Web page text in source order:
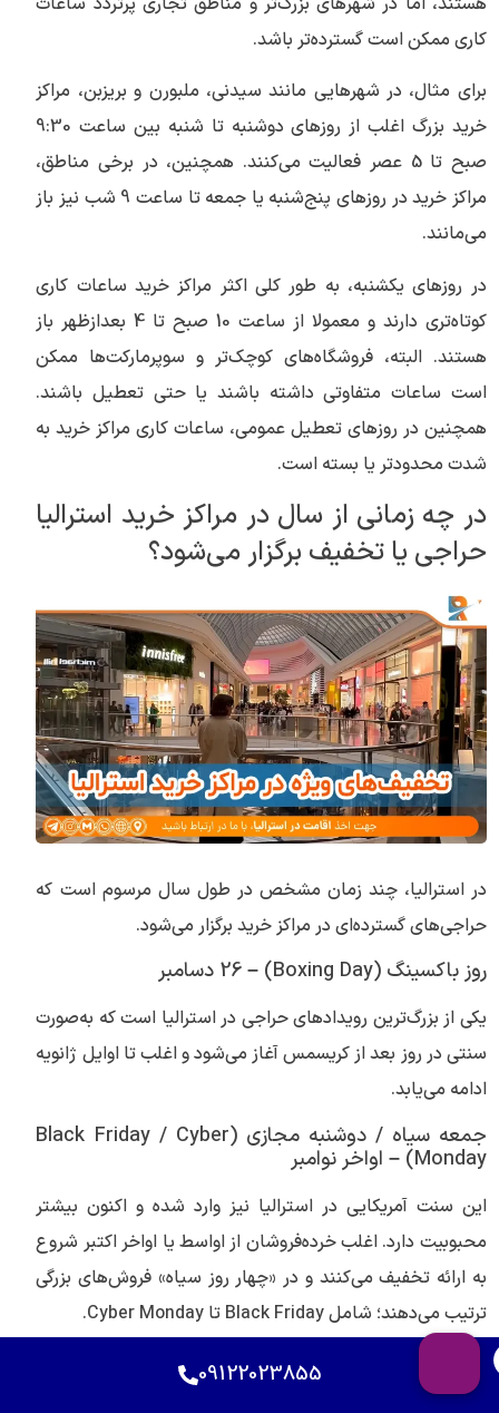
کاری ممکن است گسترده‌تر باشد.
برای مثال، در شهرهایی مانند سیدنی، ملبورن و بریزبن، مراکز
خرید بزرگ اغلب از روزهای دوشنبه تا شنبه بین ساعت 9:30
صبح تا 5 عصر فعالیت می‌کنند. همچنین، در برخی مناطق،
مراکز خرید در روزهای پنج‌شنبه یا جمعه تا ساعت 9 شب نیز باز
می‌مانند.
در روزهای یکشنبه، به طور کلی اکثر مراکز خرید ساعات کاری
کوتاه‌تری دارند و معمولا از ساعت 10 صبح تا 4 بعدازظهر باز
هستند. البته، فروشگاه‌های کوچک‌تر و سوپرمارکت‌ها ممکن
است ساعات متفاوتی داشته باشند یا حتی تعطیل باشند.
همچنین در روزهای تعطیل عمومی، ساعات کاری مراکز خرید به
شدت محدودتر یا بسته است.
در چه زمانی از سال در مراکز خرید استرالیا
حراجی یا تخفیف برگزار می‌شود؟
در استرالیا، چند زمان مشخص در طول سال مرسوم است که
حراجی‌های گسترده‌ای در مراکز خرید برگزار می‌شود.
روز باکسینگ (Boxing Day) – 26 دسامبر
یکی از بزرگ‌ترین رویدادهای حراجی در استرالیا است که به‌صورت
سنتی در روز بعد از کریسمس آغاز می‌شود و اغلب تا اوایل ژانویه
ادامه می‌یابد.
جمعه سیاه / دوشنبه مجازی (Black Friday / Cyber
Monday) – اواخر نوامبر
این سنت آمریکایی در استرالیا نیز وارد شده و اکنون بیشتر
محبوبیت دارد. اغلب خرده‌فروشان از اواسط یا اواخر اکتبر شروع
به ارائه تخفیف می‌کنند و در «چهار روز سیاه» فروش‌های بزرگی
ترتیب می‌دهند؛ شامل Black Friday تا Cyber Monday.
ژوئن 09122023855